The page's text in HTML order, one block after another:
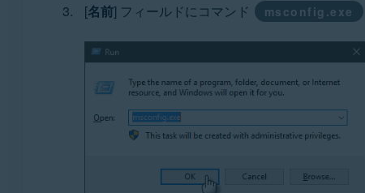
[名前] フィールドにコマンド msconfig.exe